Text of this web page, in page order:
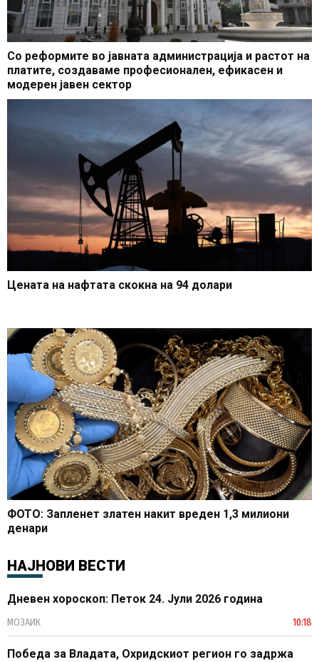
Со реформите во јавната администрација и растот на
платите, создаваме професионален, ефикасен и
модерен јавен сектор
Цената на нафтата скокна на 94 долари
ФОТО: Запленет златен накит вреден 1,3 милиони
денари
НАЈНОВИ ВЕСТИ
Дневен хороскоп: Петок 24. Јули 2026 година
МОЗАИК 10:18
Победа за Владата, Охридскиот регион го задржа